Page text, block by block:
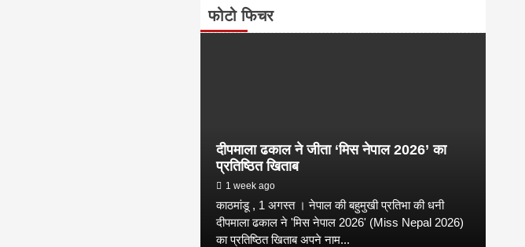
फोटो फिचर
दीपमाला ढकाल ने जीता ‘मिस नेपाल 2026’ का
प्रतिष्ठित खिताब
1 week ago
काठमांडू , 1 अगस्त । नेपाल की बहुमुखी प्रतिभा की धनी
दीपमाला ढकाल ने 'मिस नेपाल 2026' (Miss Nepal 2026)
का प्रतिष्ठित खिताब अपने नाम...